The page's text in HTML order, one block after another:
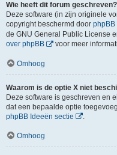
Wie heeft dit forum geschreven?
Deze software (in zijn originele
copyright beschermd door phpBB
de GNU General Public License
over phpBB
voor meer
Omhoog
Waarom is de optie X niet
Deze software is geschreven en
dat een bepaalde optie
phpBB Ideeën sectie
Omhoog